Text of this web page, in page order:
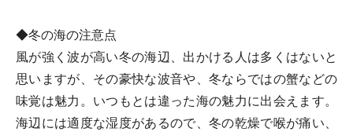
◆冬の海の注意点
風が強く波が高い冬の海辺、出かける人は多くはないと
思いますが、その豪快な波音や、冬ならではの蟹などの
味覚は魅力。いつもとは違った海の魅力に出会えます。
海辺には適度な湿度があるので、冬の乾燥で喉が痛い、